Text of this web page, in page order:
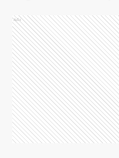
Ads